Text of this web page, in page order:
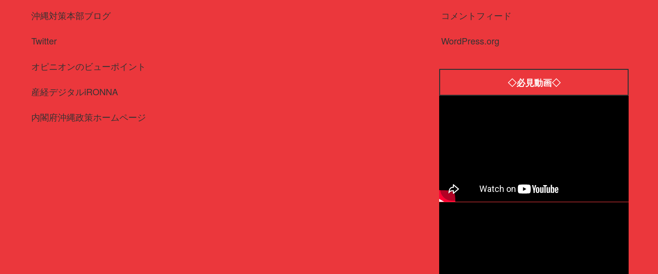
沖縄対策本部ブログ
Twitter
オピニオンのビューポイント
産経デジタルiRONNA
内閣府沖縄政策ホームページ
コメントフィード
WordPress.org
◇必見動画◇